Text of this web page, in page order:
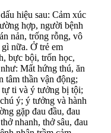
hiệu sau: Cảm xúc
hợp, người bệnh
nản, trống rỗng, vô
nữa. Ở trẻ em
bực bội, trốn học,
Mất hứng thú, ăn
tâm thần vận động;
tự ti và ý tưởng bị tội;
ý; ý tưởng và hành
gặp đau đầu, đau
nhanh, thở sâu, đau